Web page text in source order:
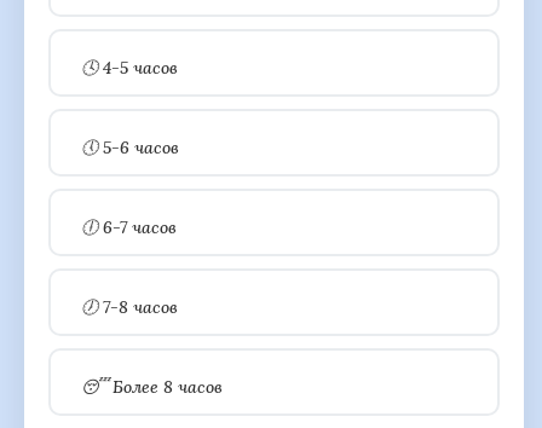
🕓 4-5 часов
🕔 5-6 часов
🕕 6-7 часов
🕖 7-8 часов
😴 Более 8 часов